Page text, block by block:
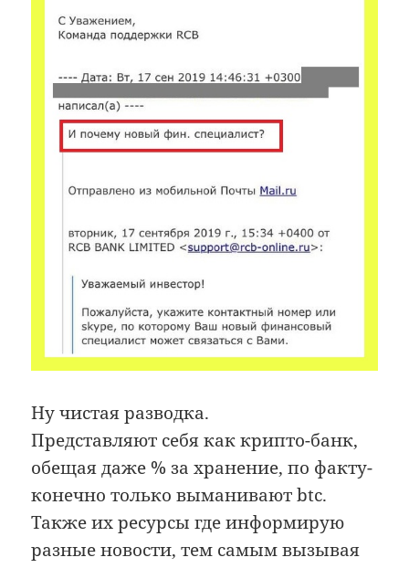
Ну чистая разводка.
Представляют себя как крипто-банк,
обещая даже % за хранение, по факту-
конечно только выманивают btc.
Также их ресурсы где информирую
разные новости, тем самым вызывая